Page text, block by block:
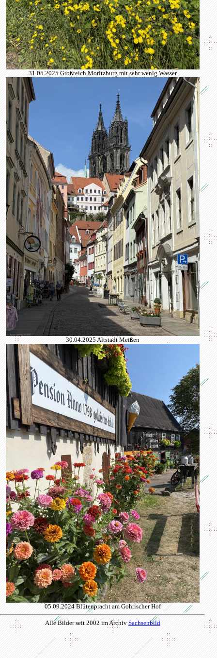
31.05.2025 Großteich Moritzburg mit sehr wenig Wasser
30.04.2025 Altstadt Meißen
05.09.2024 Blütenpracht am Gohrischer Hof
Alle Bilder seit 2002 im ArchivSachsenbild